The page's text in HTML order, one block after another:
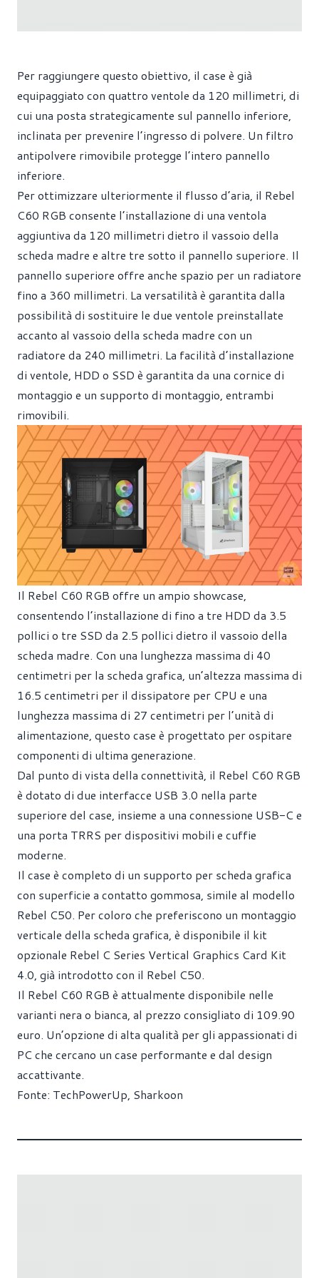
Per raggiungere questo obiettivo, il case è già
equipaggiato con quattro ventole da 120 millimetri, di
cui una posta strategicamente sul pannello inferiore,
inclinata per prevenire l’ingresso di polvere. Un filtro
antipolvere rimovibile protegge l’intero pannello
inferiore.
Per ottimizzare ulteriormente il flusso d’aria, il Rebel
C60 RGB consente l’installazione di una ventola
aggiuntiva da 120 millimetri dietro il vassoio della
scheda madre e altre tre sotto il pannello superiore. Il
pannello superiore offre anche spazio per un radiatore
fino a 360 millimetri. La versatilità è garantita dalla
possibilità di sostituire le due ventole preinstallate
accanto al vassoio della scheda madre con un
radiatore da 240 millimetri. La facilità d’installazione
di ventole, HDD o SSD è garantita da una cornice di
montaggio e un supporto di montaggio, entrambi
rimovibili.
Il Rebel C60 RGB offre un ampio showcase,
consentendo l’installazione di fino a tre HDD da 3.5
pollici o tre SSD da 2.5 pollici dietro il vassoio della
scheda madre. Con una lunghezza massima di 40
centimetri per la scheda grafica, un’altezza massima di
16.5 centimetri per il dissipatore per CPU e una
lunghezza massima di 27 centimetri per l’unità di
alimentazione, questo case è progettato per ospitare
componenti di ultima generazione.
Dal punto di vista della connettività, il Rebel C60 RGB
è dotato di due interfacce USB 3.0 nella parte
superiore del case, insieme a una connessione USB-C e
una porta TRRS per dispositivi mobili e cuffie
moderne.
Il case è completo di un supporto per scheda grafica
con superficie a contatto gommosa, simile al modello
Rebel C50. Per coloro che preferiscono un montaggio
verticale della scheda grafica, è disponibile il kit
opzionale Rebel C Series Vertical Graphics Card Kit
4.0, già introdotto con il Rebel C50.
Il Rebel C60 RGB è attualmente disponibile nelle
varianti nera o bianca, al prezzo consigliato di 109.90
euro. Un’opzione di alta qualità per gli appassionati di
PC che cercano un case performante e dal design
accattivante.
Fonte: TechPowerUp, Sharkoon